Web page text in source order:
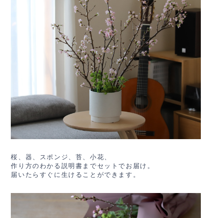
桜、器、スポンジ、苔、小花、
作り方のわかる説明書までセットでお届け。
届いたらすぐに生けることができます。